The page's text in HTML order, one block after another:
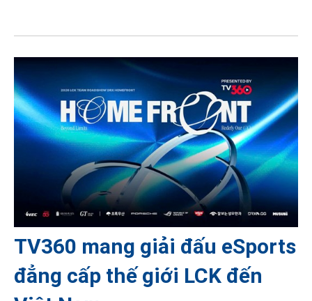
TV360 mang giải đấu eSports
đẳng cấp thế giới LCK đến